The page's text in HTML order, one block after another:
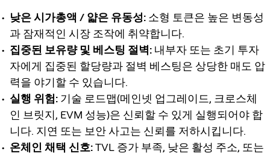
낮은 시가총액 / 얇은 유동성: 소형 토큰은 높은 변동성
과 잠재적인 시장 조작에 취약합니다.
집중된 보유량 및 베스팅 절벽: 내부자 또는 초기 투자
자에게 집중된 할당량과 절벽 베스팅은 상당한 매도 압
력을 야기할 수 있습니다.
실행 위험: 기술 로드맵(메인넷 업그레이드, 크로스체
인 브릿지, EVM 성능)은 신뢰할 수 있게 실행되어야 합
니다. 지연 또는 보안 사고는 신뢰를 저하시킵니다.
온체인 채택 신호:TVL 증가 부족, 낮은 활성 주소, 또는